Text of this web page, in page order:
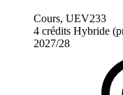
Cours, UEV233
4 crédits Hybride
2027/28